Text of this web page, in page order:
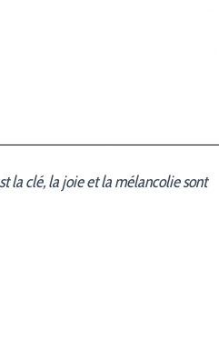
la clé, la joie et la mélancolie sont